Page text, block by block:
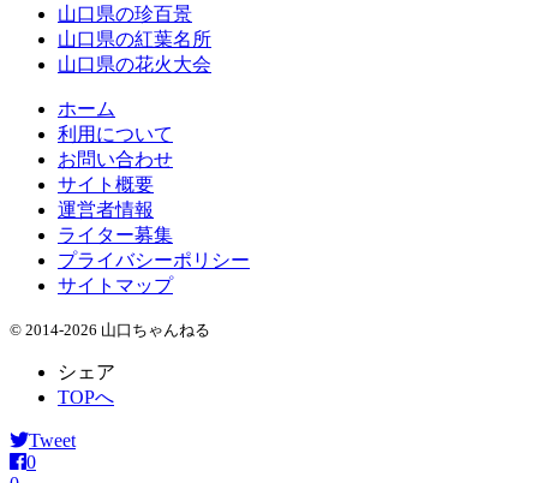
山口県の珍百景
山口県の紅葉名所
山口県の花火大会
ホーム
利用について
お問い合わせ
サイト概要
運営者情報
ライター募集
プライバシーポリシー
サイトマップ
© 2014-2026 山口ちゃんねる
シェア
TOPへ
Tweet
0